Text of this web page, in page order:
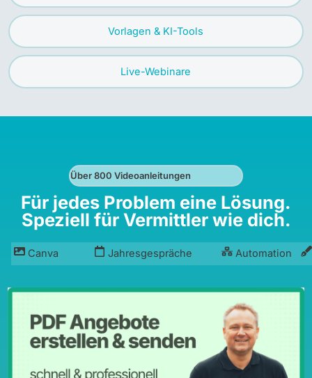
Vorlagen & KI-Tools
Live-Webinare
Über 800 Videoanleitungen
Für jedes Problem eine Lösung.
Speziell für Vermittler wie dich.
Canva Jahresgespräche Automation